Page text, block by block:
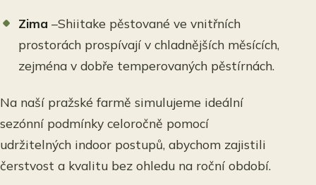
Zima –Shiitake pěstované ve vnitřních
prostorách prospívají v chladnějších měsících,
zejména v dobře temperovaných pěstírnách.
Na naší pražské farmě simulujeme ideální
sezónní podmínky celoročně pomocí
udržitelných indoor postupů, abychom zajistili
čerstvost a kvalitu bez ohledu na roční období.